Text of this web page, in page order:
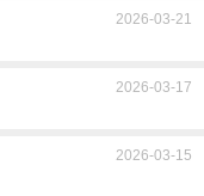
2026-03-21
2026-03-17
2026-03-15